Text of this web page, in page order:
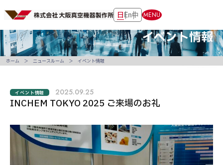
日En中 MENU
イベント情報
INCHEM TOKYO 2025 ご来場のお礼
イベント情報 2025.09.25
ホーム ニュースルーム イベント情報